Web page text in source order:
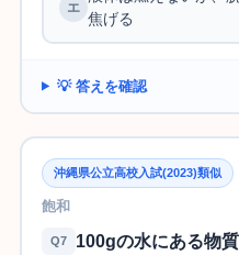
焦げる
💡 答えを確認
沖縄県公立高校入試(2023)類似
飽和
Q7
100gの水にある物